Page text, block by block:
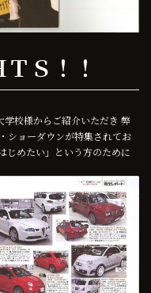
Ｓ！！
校様からご紹介いただき 弊
ショーダウンが特集されてお
じめたい」という方のために